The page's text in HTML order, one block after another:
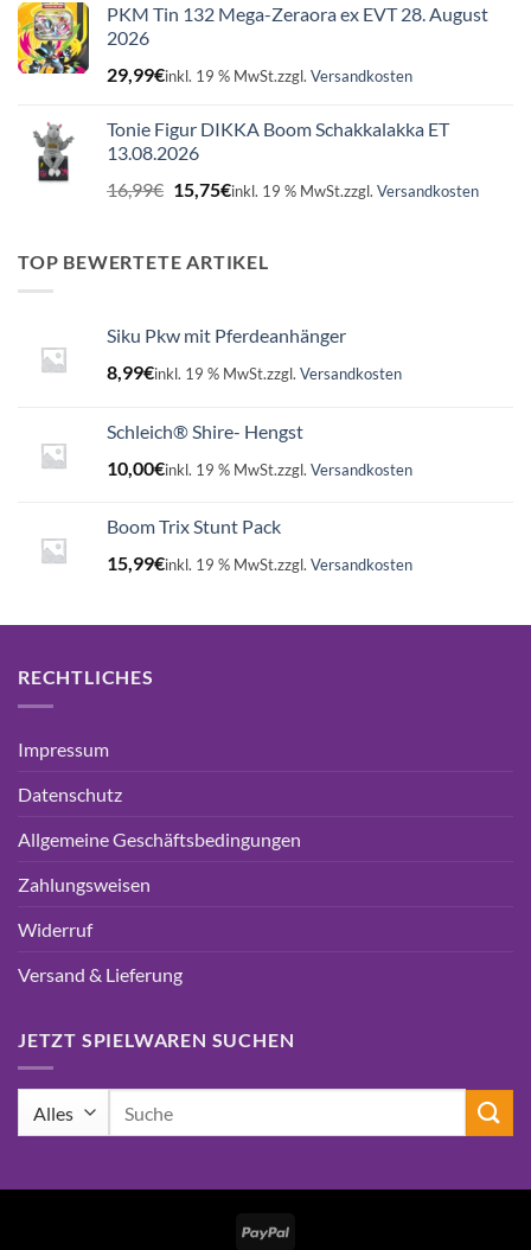
PKM Tin 132 Mega-Zeraora ex EVT 28. August
2026
29,99€inkl. 19 % MwSt.zzgl. Versandkosten
Tonie Figur DIKKA Boom Schakkalakka ET
13.08.2026
16,99€ Ursprünglicher
Preis
16,99€
15,75€Aktueller
15,75€.
inkl. 19 % MwSt.zzgl. Versandkosten
TOP BEWERTETE ARTIKEL
Siku Pkw mit Pferdeanhänger
8,99€inkl. 19 % MwSt.zzgl. Versandkosten
Schleich® Shire- Hengst
10,00€inkl. 19 % MwSt.zzgl. Versandkosten
Boom Trix Stunt Pack
15,99€inkl. 19 % MwSt.zzgl. Versandkosten
RECHTLICHES
Impressum
Datenschutz
Allgemeine Geschäftsbedingungen
Zahlungsweisen
Widerruf
Versand & Lieferung
JETZT SPIELWAREN SUCHEN
PayPal